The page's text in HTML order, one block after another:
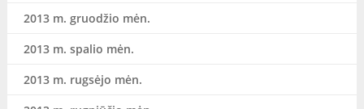
2013 m. gruodžio mėn.
2013 m. spalio mėn.
2013 m. rugsėjo mėn.